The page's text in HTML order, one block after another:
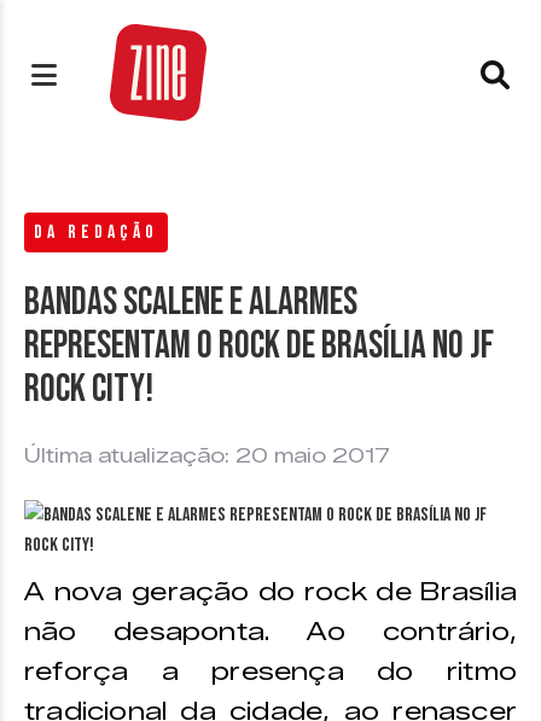
DA REDAÇÃO
Bandas Scalene e Alarmes
representam o rock de Brasília no JF
Rock City!
Última atualização: 20 maio 2017
A nova geração do rock de Brasília
não desaponta. Ao contrário,
reforça a presença do ritmo
tradicional da cidade, ao renascer